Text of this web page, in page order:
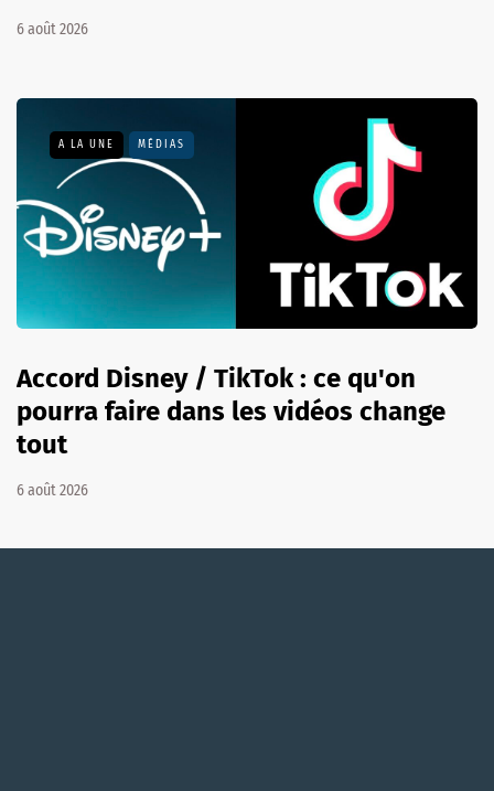
6 août 2026
A LA UNE MÉDIAS
Accord Disney / TikTok : ce qu'on
pourra faire dans les vidéos change
tout
6 août 2026